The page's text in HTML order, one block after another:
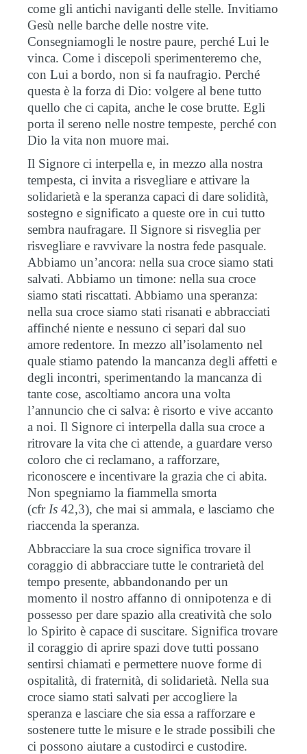
come gli antichi naviganti delle stelle. Invitiamo
Gesù nelle barche delle nostre vite.
Consegniamogli le nostre paure, perché Lui le
vinca. Come i discepoli sperimenteremo che,
con Lui a bordo, non si fa naufragio. Perché
questa è la forza di Dio: volgere al bene tutto
quello che ci capita, anche le cose brutte. Egli
porta il sereno nelle nostre tempeste, perché con
Dio la vita non muore mai.
Il Signore ci interpella e, in mezzo alla nostra
tempesta, ci invita a risvegliare e attivare la
solidarietà e la speranza capaci di dare solidità,
sostegno e significato a queste ore in cui tutto
sembra naufragare. Il Signore si risveglia per
risvegliare e ravvivare la nostra fede pasquale.
Abbiamo un’ancora: nella sua croce siamo stati
salvati. Abbiamo un timone: nella sua croce
siamo stati riscattati. Abbiamo una speranza:
nella sua croce siamo stati risanati e abbracciati
affinché niente e nessuno ci separi dal suo
amore redentore. In mezzo all’isolamento nel
quale stiamo patendo la mancanza degli affetti e
degli incontri, sperimentando la mancanza di
tante cose, ascoltiamo ancora una volta
l’annuncio che ci salva: è risorto e vive accanto
a noi. Il Signore ci interpella dalla sua croce a
ritrovare la vita che ci attende, a guardare verso
coloro che ci reclamano, a rafforzare,
riconoscere e incentivare la grazia che ci abita.
Non spegniamo la fiammella smorta
(cfr Is 42,3), che mai si ammala, e lasciamo che
riaccenda la speranza.
Abbracciare la sua croce significa trovare il
coraggio di abbracciare tutte le contrarietà del
tempo presente, abbandonando per un
momento il nostro affanno di onnipotenza e di
possesso per dare spazio alla creatività che solo
lo Spirito è capace di suscitare. Significa trovare
il coraggio di aprire spazi dove tutti possano
sentirsi chiamati e permettere nuove forme di
ospitalità, di fraternità, di solidarietà. Nella sua
croce siamo stati salvati per accogliere la
speranza e lasciare che sia essa a rafforzare e
sostenere tutte le misure e le strade possibili che
ci possono aiutare a custodirci e custodire.